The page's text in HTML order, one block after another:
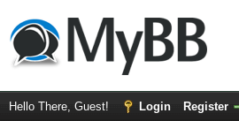
Hello There, Guest! Login Register